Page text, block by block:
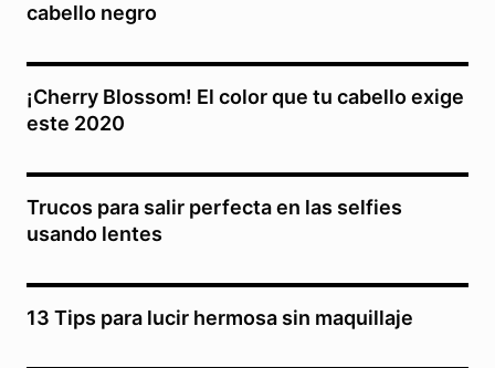
cabello negro
¡Cherry Blossom! El color que tu cabello exige
este 2020
Trucos para salir perfecta en las selfies
usando lentes
13 Tips para lucir hermosa sin maquillaje